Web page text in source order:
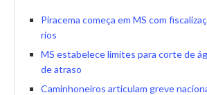
Piracema começa em MS com
rios
MS estabelece limites para corte de
de atraso
Caminhoneiros articulam greve